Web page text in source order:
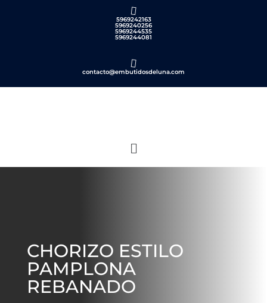
5969242163
5969240256
5969244535
5969244081
contacto@embutidosdeluna.com
CHORIZO ESTILO
PAMPLONA
REBANADO